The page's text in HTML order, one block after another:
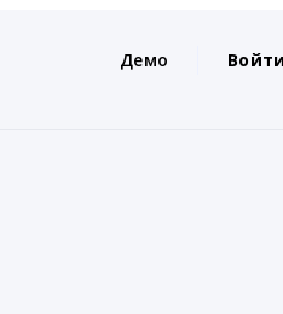
Демо Войти